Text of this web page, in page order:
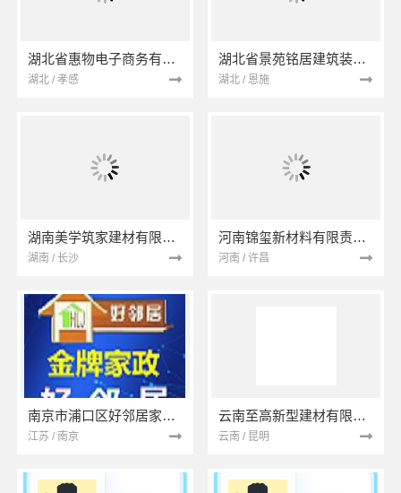
湖北省惠物电子商务有限公司
湖北 / 孝感
湖北省景苑铭居建筑装饰有限公司
湖北 / 恩施
湖南美学筑家建材有限公司
湖南 / 长沙
河南锦玺新材料有限责任公司
河南 / 许昌
南京市浦口区好邻居家政服务中心
江苏 / 南京
云南至高新型建材有限公司
云南 / 昆明